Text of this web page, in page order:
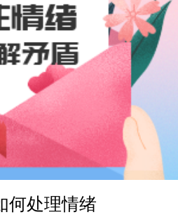
得专属情感方案
获得专属情感方案
已获得专属情感方案
已获得专属情感方案
属情感方案
何处理情绪